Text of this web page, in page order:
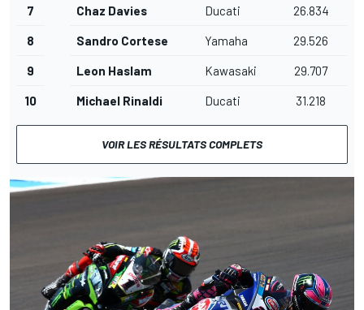
7 Chaz Davies Ducati 26.834
8 Sandro Cortese Yamaha 29.526
9 Leon Haslam Kawasaki 29.707
10 Michael Rinaldi Ducati 31.218
VOIR LES RÉSULTATS COMPLETS